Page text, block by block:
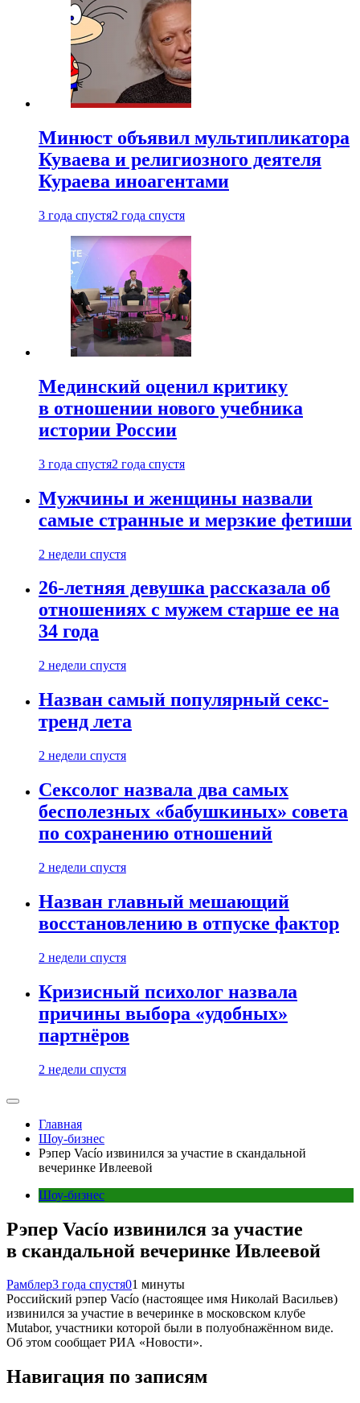
Минюст объявил мультипликатора
Куваева и религиозного деятеля
Кураева иноагентами
3 года спустя2 года спустя
Мединский оценил критику
в отношении нового учебника
истории России
3 года спустя2 года спустя
Мужчины и женщины назвали
самые странные и мерзкие фетиши
2 недели спустя
26-летняя девушка рассказала об
отношениях с мужем старше ее на
34 года
2 недели спустя
Назван самый популярный секс-
тренд лета
2 недели спустя
Сексолог назвала два самых
бесполезных «бабушкиных» совета
по сохранению отношений
2 недели спустя
Назван главный мешающий
восстановлению в отпуске фактор
2 недели спустя
Кризисный психолог назвала
причины выбора «удобных»
партнёров
2 недели спустя
Главная
Шоу-бизнес
Рэпер Vacío извинился за участие в скандальной
вечеринке Ивлеевой
Шоу-бизнес
Рэпер Vacío извинился за участие
в скандальной вечеринке Ивлеевой
Рамблер3 года спустя01 минуты
Российский рэпер Vacío (настоящее имя Николай Васильев)
извинился за участие в вечеринке в московском клубе
Mutabor, участники которой были в полуобнажённом виде.
Об этом сообщает РИА «Новости».
Навигация по записям